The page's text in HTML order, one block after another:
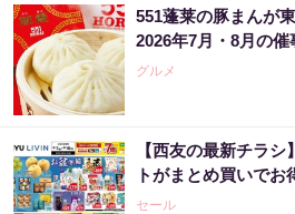
551蓬莱の豚まんが
2026年7月・8月の催
グルメ
【西友の最新チラ
トがまとめ買いでお
セール